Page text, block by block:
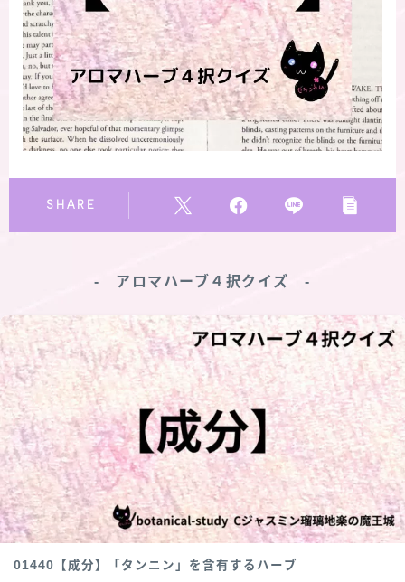
おすすめ商品＆レビュー
★スペシャルアロマハーブ４択クイズ (kindle出
版限定)
FAQ
お問い合わせ
サイトマップ
SHARE
‐ アロマハーブ４択クイズ ‐
01440【成分】「タンニン」を含有するハーブ